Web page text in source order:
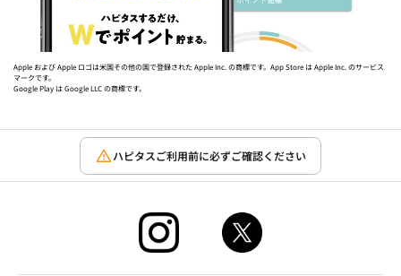
Apple および Apple ロゴは米国その他の国で登録された Apple Inc. の商標です。App Store は Apple Inc. のサービス
マークです。
Google Play は Google LLC の商標です。
ハピタスご利用前に必ずご確認ください